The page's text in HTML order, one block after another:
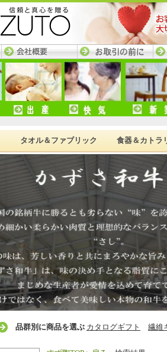
会社概要 お取引の前に ネ
タオル＆ファブリック 食器＆カトラ
品群別に商品を選ぶ カタログギフト 繊維